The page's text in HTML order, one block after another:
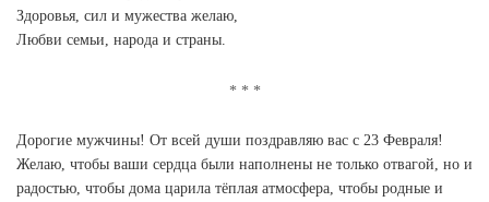
Здоровья, сил и мужества желаю,
Любви семьи, народа и страны.
Дорогие мужчины! От всей души поздравляю вас с 23 Февраля!
Желаю, чтобы ваши сердца были наполнены не только отвагой, но и
радостью, чтобы дома царила тёплая атмосфера, чтобы родные и